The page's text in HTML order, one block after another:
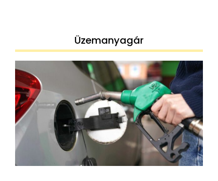
Üzemanyagár